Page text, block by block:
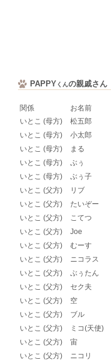
PAPPYくんの親戚さん
関係 お名前
いとこ (母方)
松五郎
いとこ (母方) 小太郎
いとこ (母方) まる
いとこ (母方) ぶぅ
いとこ (母方) ぶぅ子
いとこ (父方) リブ
いとこ (父方) たいぞー
いとこ (父方) こてつ
いとこ (父方) Joe
いとこ (父方) むーす
いとこ (父方) ニコラス
いとこ (父方) ぶぅたん
いとこ (父方) セク夫
いとこ (父方) 空
いとこ (父方) ブル
いとこ (父方) ミコ(天使)
いとこ (父方) 宙
いとこ (父方) ニコリ